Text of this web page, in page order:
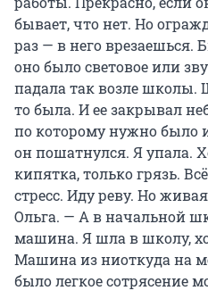
бывает, что нет. Но
раз — в него врезаешься.
оно было световое или
падала так возле школы.
то была. И ее закрывал
по которому нужно было
он пошатнулся. Я упала.
кипятка, только грязь.
стресс. Иду реву. Но
Ольга. — А в начальной
машина. Я шла в школу,
Машина из ниоткуда на
было легкое сотрясение